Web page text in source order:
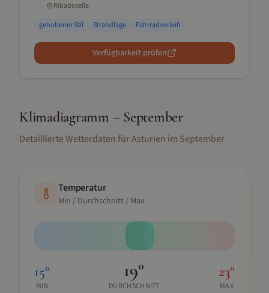
Ribadesella
gehobener Stil
Strandlage Fahrradverleih
Verfügbarkeit prüfen
Klimadiagramm – September
Detaillierte Wetterdaten fürAsturien im September
Temperatur
Min / Durchschnitt / Max
15°
MIN
19°
DURCHSCHNITT
23°
MAX